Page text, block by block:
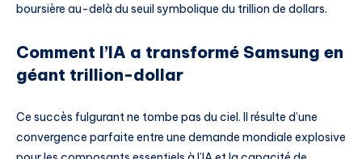
boursière au-delà du seuil symbolique du trillion de dollars.
Comment l’IA a transformé Samsung en
géant trillion-dollar
Ce succès fulgurant ne tombe pas du ciel. Il résulte d’une
convergence parfaite entre une demande mondiale explosive